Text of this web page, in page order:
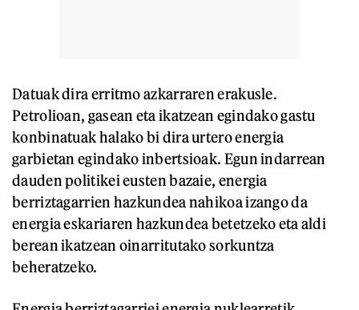
Datuak dira erritmo azkarraren erakusle.
Petrolioan, gasean eta ikatzean egindako gastu
konbinatuak halako bi dira urtero energia
garbietan egindako inbertsioak. Egun indarrean
dauden politikei eusten bazaie, energia
berriztagarrien hazkundea nahikoa izango da
energia eskariaren hazkundea betetzeko eta aldi
berean ikatzean oinarritutako sorkuntza
beheratzeko.